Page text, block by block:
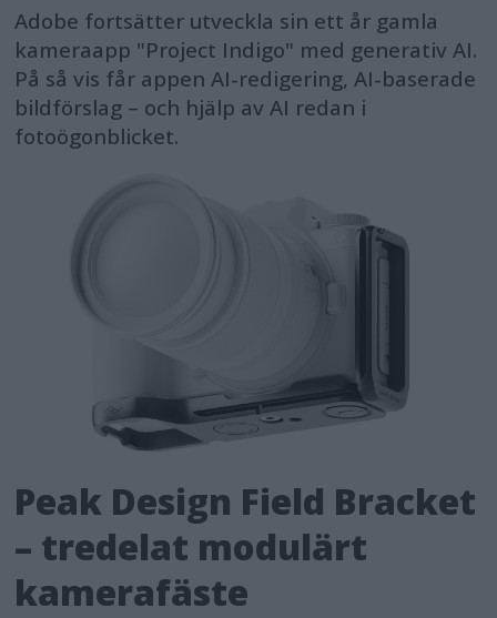
Adobe fortsätter utveckla sin ett år gamla
kameraapp "Project Indigo" med generativ AI.
På så vis får appen AI-redigering, AI-baserade
bildförslag – och hjälp av AI redan i
fotoögonblicket.
Peak Design Field Bracket
– tredelat modulärt
kamerafäste